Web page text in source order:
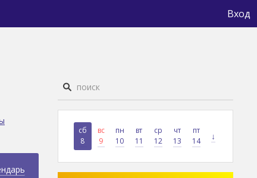
Вход
сб
8
вс
9
пн
10
вт
11
ср
12
чт
13
пт
14
↓